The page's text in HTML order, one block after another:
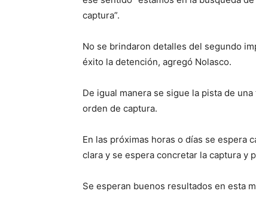
captura”.
No se brindaron detalles del segundo
éxito la detención, agregó Nolasco.
De igual manera se sigue la pista de
orden de captura.
En las próximas horas o días se espera
clara y se espera concretar la captura y
Se esperan buenos resultados en esta